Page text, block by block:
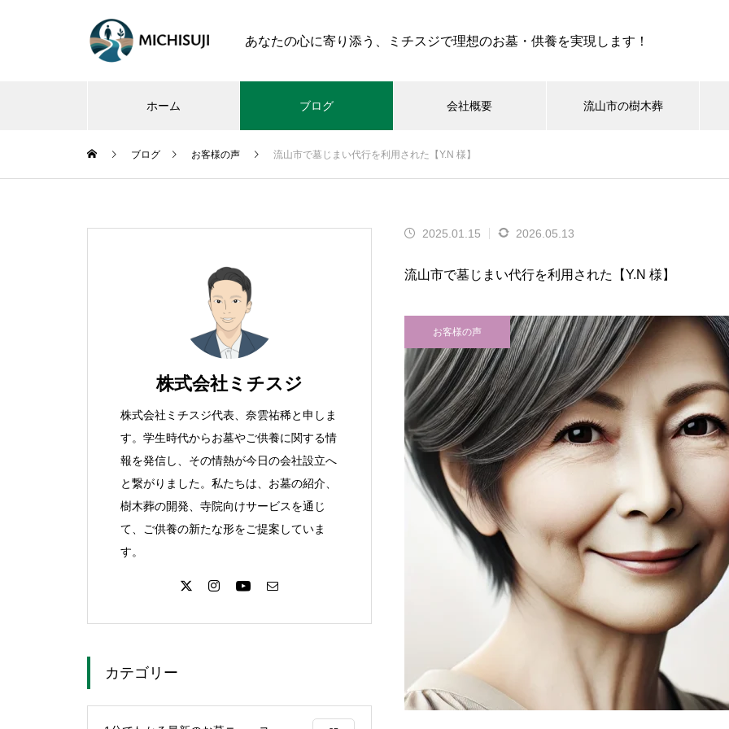
あなたの心に寄り添う、ミチスジで理想のお墓・供養を実現します！
ホーム ブログ 会社概要 流山市の樹木葬
初めてのお墓選び お墓、ご供養の選択肢
今気になる「令和のお墓事情․2
業者のいい加減な対応による“墓
樹木葬を購入検討している初心
者入門
一般墓を購入検討している初心
者入門
「いいお墓」とは？ 日本最大
級のお墓ポータルサイト
お墓選びの流れ – 簡単ガイド
ブログ お客様の声 流山市で墓じまい代行を利用された【Y.N 様】
2025.01.15 2026.05.13
流山市で墓じまい代行を利用された【Y.N 様】
お客様の声
株式会社ミチスジ
株式会社ミチスジ代表、奈雲祐稀と申しま
す。学生時代からお墓やご供養に関する情
報を発信し、その情熱が今日の会社設立へ
と繋がりました。私たちは、お墓の紹介、
樹木葬の開発、寺院向けサービスを通じ
て、ご供養の新たな形をご提案していま
す。
カテゴリー